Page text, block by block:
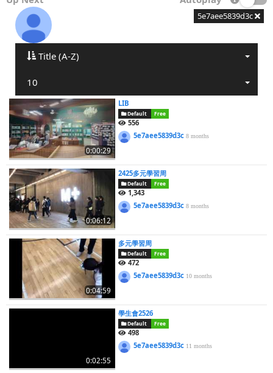
5e7aee5839d3c
Title (A-Z)
10
0:00:29
LIB
Default Free
556
5e7aee5839d3c8 months
0:06:12
2425多元學習周
Default Free
1,343
5e7aee5839d3c8 months
0:04:59
多元學習周
Default Free
472
5e7aee5839d3c 10 months
0:02:55
學生會2526
Default Free
498
5e7aee5839d3c 11 months